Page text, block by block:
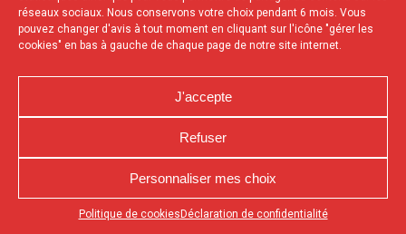
réseaux sociaux. Nous conservons votre choix pendant 6 mois. Vous
pouvez changer d'avis à tout moment en cliquant sur l'icône "gérer les
cookies" en bas à gauche de chaque page de notre site internet.
J'accepte
Refuser
Personnaliser mes choix
Politique de cookies Déclaration de confidentialité
Appuyez sur le bouton partager en bas de votre